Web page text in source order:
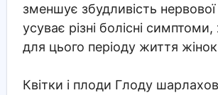
зменшує збудливість
усуває різні болісні симптоми,
для цього періоду життя
Квітки і плоди Глоду